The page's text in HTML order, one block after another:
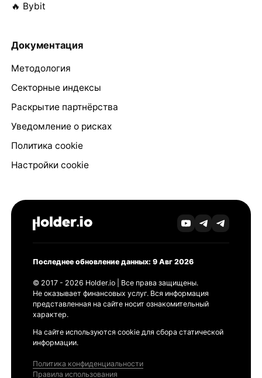
🔥 Bybit
Документация
Методология
Секторные индексы
Раскрытие партнёрства
Уведомление о рисках
Политика cookie
Настройки cookie
Последнее обновление данных: 9 Авг 2026
© 2017 - 2026 Holder.io | Все права защищены.
Не оказывает финансовых услуг. Вся информация
представленная на сайте носит ознакомительный
характер.
На сайте используются cookie для сбора статической
информации.
Политика конфиденциальности
Правила использования